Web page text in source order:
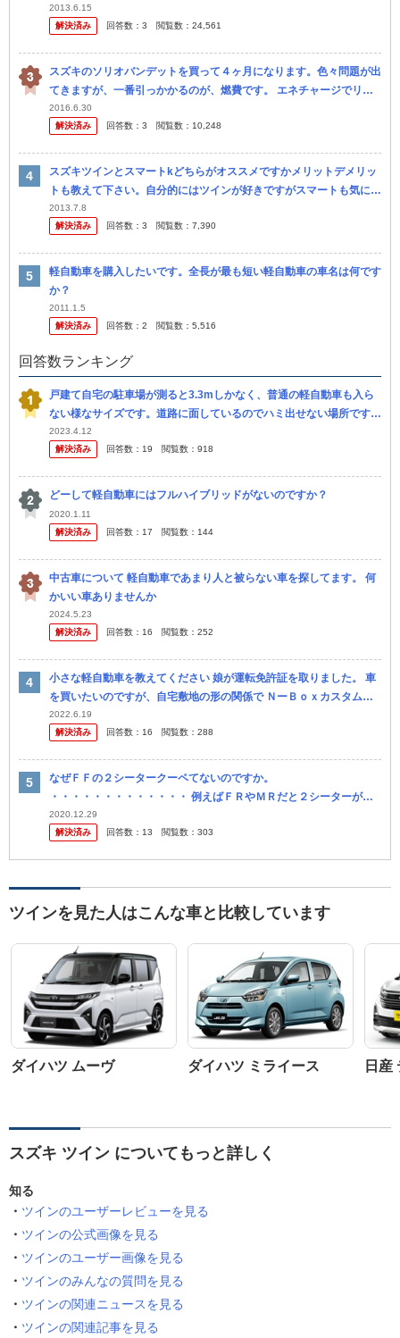
も、 見つかりません。 特徴は丸いヘッドライトと、グリルと一体化
した...
2013.6.15
解決済み
回答数： 3 閲覧数： 24,561
スズキのソリオバンデットを買って４ヶ月になります。色々問題が出
てきますが、一番引っかかるのが、燃費です。 エネチャージでリッ
ター２７㎞が謳い文句ですが、片道２００ｋｍの中国道を２往復、平
均スピー...
2016.6.30
解決済み
回答数： 3 閲覧数： 10,248
スズキツインとスマートkどちらがオススメですかメリットデメリッ
トも教えて下さい。自分的にはツインが好きですがスマートも気にな
ってしまいどちらがいいこれはやめた方 がいいと言うことを教えて
下さい！
2013.7.8
解決済み
回答数： 3 閲覧数： 7,390
軽自動車を購入したいです。全長が最も短い軽自動車の車名は何です
か？
2011.1.5
解決済み
回答数： 2 閲覧数： 5,516
回答数ランキング
戸建て自宅の駐車場が測ると3.3mしかなく、普通の軽自動車も入ら
ない様なサイズです。道路に面しているのでハミ出せない場所です。
幅は2.1mあります。 同居している母と妹は父がメインで止めていた
場...
2023.4.12
解決済み
回答数： 19 閲覧数： 918
どーして軽自動車にはフルハイブリッドがないのですか？
2020.1.11
解決済み
回答数： 17 閲覧数： 144
中古車について 軽自動車であまり人と被らない車を探してます。 何
かいい車ありませんか
2024.5.23
解決済み
回答数： 16 閲覧数： 252
小さな軽自動車を教えてください 娘が運転免許証を取りました。 車
を買いたいのですが、自宅敷地の形の関係で ＮーＢｏｘカスタム
（母が載ってます）より幅の小さいかわいい軽自動車が ほしいので
すがなに...
2022.6.19
解決済み
回答数： 16 閲覧数： 288
なぜＦＦの２シータークーペてないのですか。
・・・・・・・・・・・・・ 例えばＦＲやＭＲだと２シーターがあ
りますが。 なぜＦＦの２シーターのスポーツカーてないのですか。
・・・・・・・・・・・・・
2020.12.29
解決済み
回答数： 13 閲覧数： 303
ツインを見た人はこんな車と比較しています
ダイハツ ムーヴ ダイハツ ミライース 日産
スズキ ツイン についてもっと詳しく
知る
ツインのユーザーレビューを見る
ツインの公式画像を見る
ツインのユーザー画像を見る
ツインのみんなの質問を見る
ツインの関連ニュースを見る
ツインの関連記事を見る